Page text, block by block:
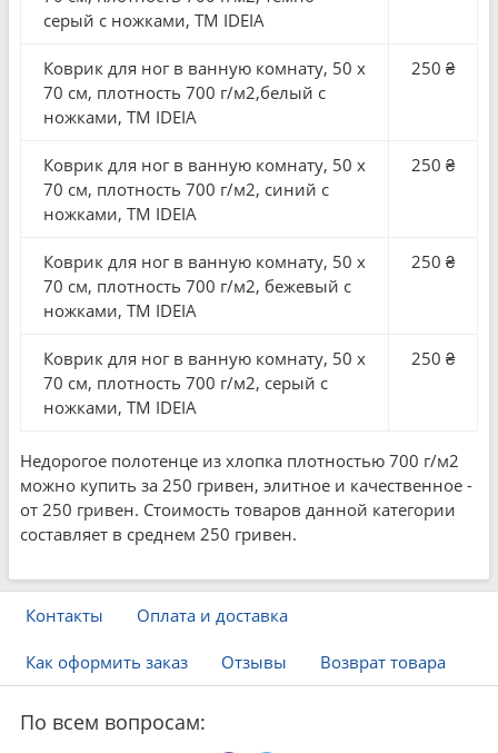
серый с ножками, ТМ IDEIA
Коврик для ног в ванную комнату, 50 x
70 см, плотность 700 г/м2,белый с
ножками, ТМ IDEIA
250 ₴
Коврик для ног в ванную комнату, 50 x
70 см, плотность 700 г/м2, синий с
ножками, ТМ IDEIA
250 ₴
Коврик для ног в ванную комнату, 50 x
70 см, плотность 700 г/м2, бежевый с
ножками, ТМ IDEIA
250 ₴
Коврик для ног в ванную комнату, 50 x
70 см, плотность 700 г/м2, серый с
ножками, ТМ IDEIA
250 ₴
Недорогое полотенце из хлопка плотностью 700 г/м2
можно купить за 250 гривен, элитное и качественное -
от 250 гривен. Стоимость товаров данной категории
составляет в среднем 250 гривен.
Контакты Оплата и доставка
Как оформить заказ Отзывы Возврат товара
По всем вопросам: